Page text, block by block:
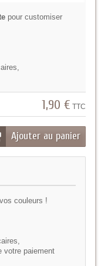
pour customiser
1,90 € TTC
Ajouter au panier
couleurs !
votre paiement